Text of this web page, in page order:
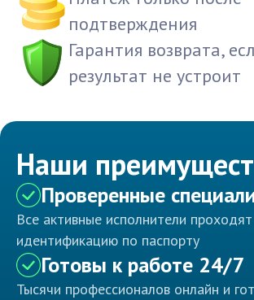
подтверждения
Гарантия возврата,
результат не устроит
Наши
Проверенные
Все активные исполнители проходят
идентификацию по паспорту
Готовы к работе 24/7
Тысячи профессионалов онлайн и